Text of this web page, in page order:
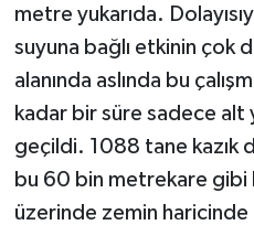
metre yukarıda.
suyuna bağlı etkinin çok
alanında aslında bu
kadar bir süre sadece alt
geçildi. 1088 tane kazık
bu 60 bin metrekare gibi
üzerinde zemin haricinde